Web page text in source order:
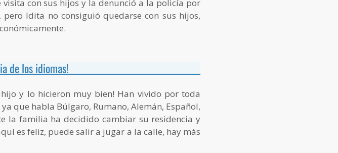
con sus hijos y la denunció a la policía por
Idita no consiguió quedarse con sus hijos,
de los idiomas!
y lo hicieron muy bien! Han vivido por toda
que habla Búlgaro, Rumano, Alemán, Español,
la familia ha decidido cambiar su residencia y
es feliz, puede salir a jugar a la calle, hay más